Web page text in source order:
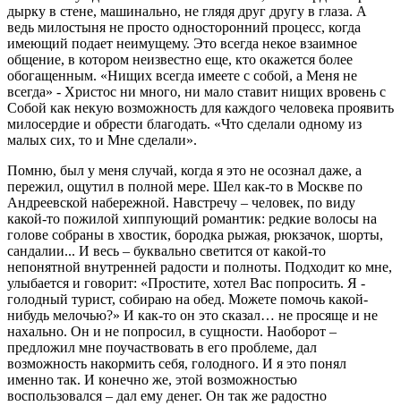
дырку в стене, машинально, не глядя друг другу в глаза. А
ведь милостыня не просто односторонний процесс, когда
имеющий подает неимущему. Это всегда некое взаимное
общение, в котором неизвестно еще, кто окажется более
обогащенным. «Нищих всегда имеете с собой, а Меня не
всегда» - Христос ни много, ни мало ставит нищих вровень с
Собой как некую возможность для каждого человека проявить
милосердие и обрести благодать. «Что сделали одному из
малых сих, то и Мне сделали».
Помню, был у меня случай, когда я это не осознал даже, а
пережил, ощутил в полной мере. Шел как-то в Москве по
Андреевской набережной. Навстречу – человек, по виду
какой-то пожилой хиппующий романтик: редкие волосы на
голове собраны в хвостик, бородка рыжая, рюкзачок, шорты,
сандалии... И весь – буквально светится от какой-то
непонятной внутренней радости и полноты. Подходит ко мне,
улыбается и говорит: «Простите, хотел Вас попросить. Я -
голодный турист, собираю на обед. Можете помочь какой-
нибудь мелочью?» И как-то он это сказал… не просяще и не
нахально. Он и не попросил, в сущности. Наоборот –
предложил мне поучаствовать в его проблеме, дал
возможность накормить себя, голодного. И я это понял
именно так. И конечно же, этой возможностью
воспользовался – дал ему денег. Он так же радостно